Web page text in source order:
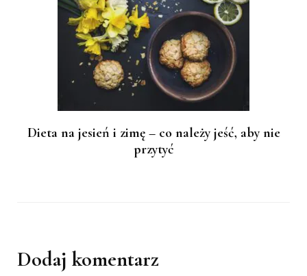
Dieta na jesień i zimę – co należy jeść, aby nie
przytyć
Dodaj komentarz